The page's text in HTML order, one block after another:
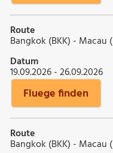
Route
Bangkok (BKK) - Macau
Datum
19.09.2026 - 26.09.2026
Fluege finden
Route
Bangkok (BKK) - Macau